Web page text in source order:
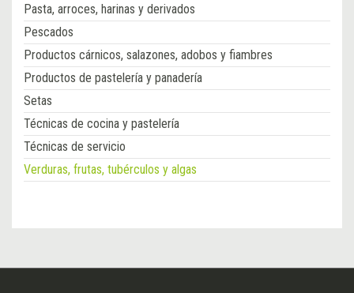
Pasta, arroces, harinas y derivados
Pescados
Productos cárnicos, salazones, adobos y fiambres
Productos de pastelería y panadería
Setas
Técnicas de cocina y pastelería
Técnicas de servicio
Verduras, frutas, tubérculos y algas